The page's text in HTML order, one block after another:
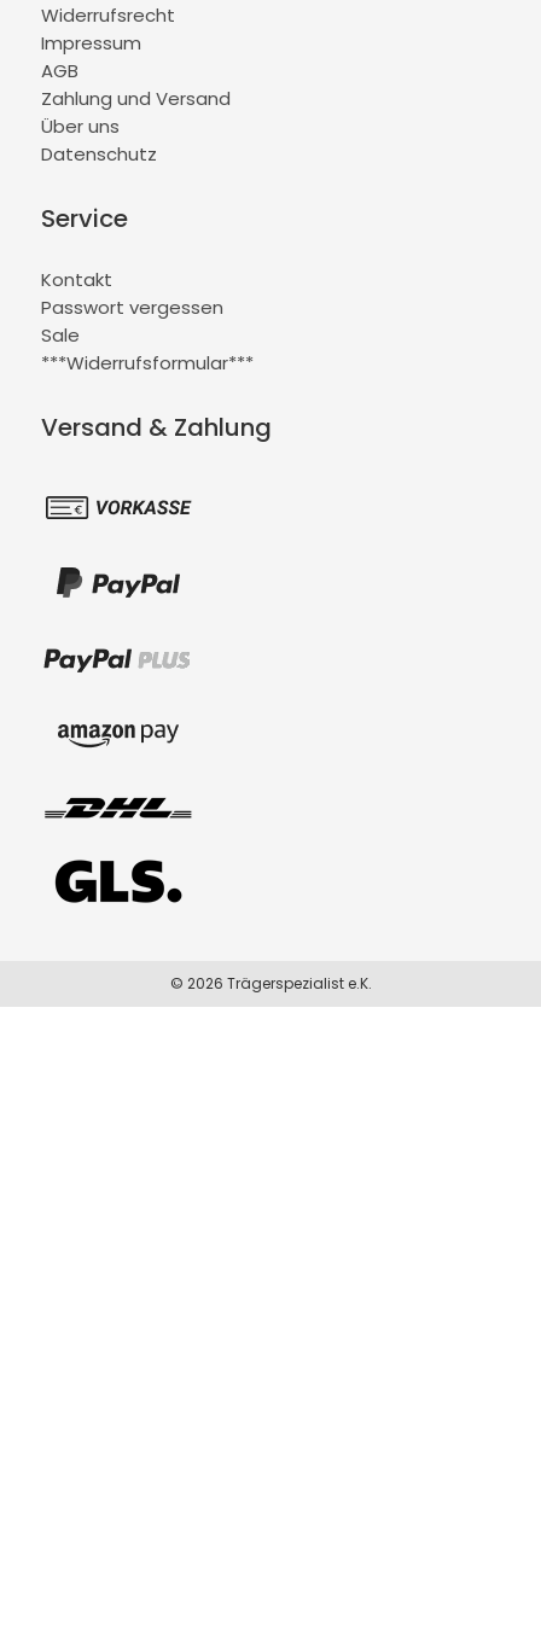
Widerrufsrecht
Impressum
AGB
Zahlung und Versand
Über uns
Datenschutz
Service
Kontakt
Passwort vergessen
Sale
***Widerrufsformular***
Versand & Zahlung
© 2026 Trägerspezialist e.K.